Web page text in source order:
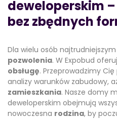
deweloperskim
bez zbędnych
Dla wielu osób
pozwolenia. W Expobud
obsługę. Przeprowadzimy Cię
analizy warunków zabudowy,
zamieszkania. Nasze domy
deweloperskim obejmują
nowoczesna rodzina, by